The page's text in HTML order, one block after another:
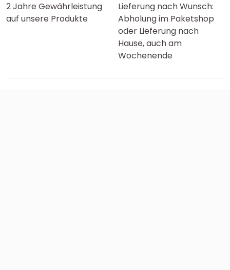
2 Jahre Gewährleistung
auf unsere Produkte
Lieferung nach Wunsch:
Abholung im Paketshop
oder Lieferung nach
Hause, auch am
Wochenende